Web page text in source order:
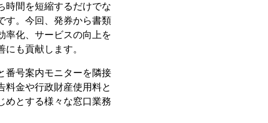
時間を短縮するだけでな
す。今回、発券から書類
率化、サービスの向上を
も貢献します。
番号案内モニターを隣接
料金や行政財産使用料と
めとする様々な窓口業務